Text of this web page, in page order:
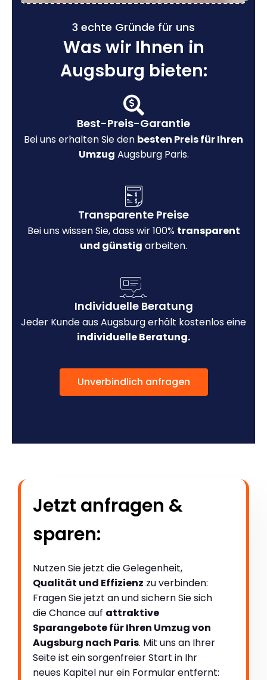
3 echte Gründe für uns
Was wir Ihnen in
Augsburg bieten:
Best-Preis-Garantie
Bei uns erhalten Sie den besten Preis für Ihren
Umzug Augsburg Paris.
Transparente Preise
Bei uns wissen Sie, dass wir 100% transparent
und günstig arbeiten.
Individuelle Beratung
Jeder Kunde aus Augsburg erhält kostenlos eine
individuelle Beratung.
Unverbindlich anfragen
Jetzt anfragen &
sparen:
Nutzen Sie jetzt die Gelegenheit,
Qualität und Effizienz zu verbinden:
Fragen Sie jetzt an und sichern Sie sich
die Chance auf attraktive
Sparangebote für Ihren Umzug von
Augsburg nach Paris. Mit uns an Ihrer
Seite ist ein sorgenfreier Start in Ihr
neues Kapitel nur ein Formular entfernt: